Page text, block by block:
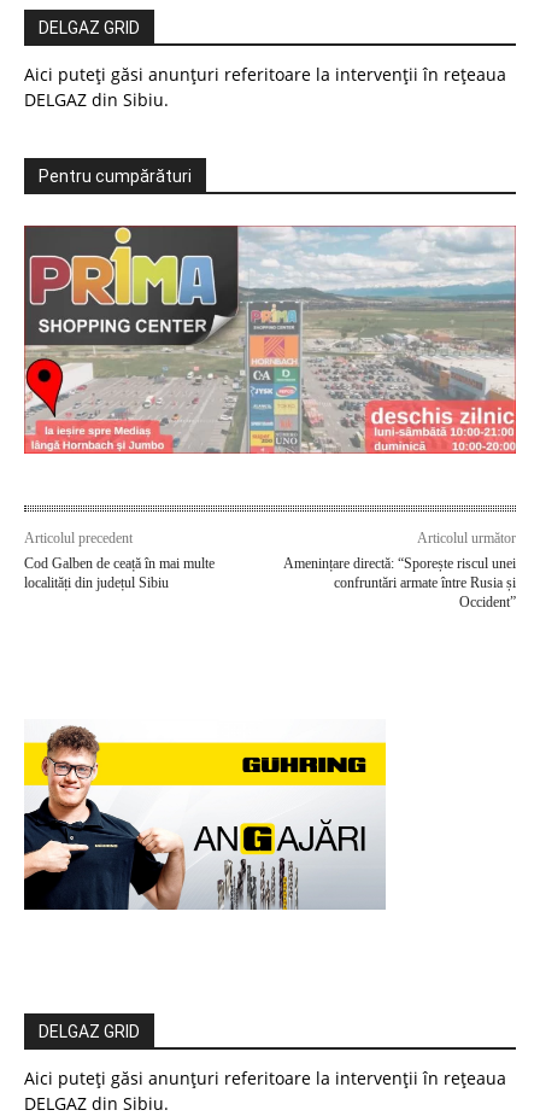
DELGAZ GRID
Aici puteți găsi anunțuri referitoare la intervenții în rețeaua
DELGAZ din Sibiu.
Pentru cumpărături
Articolul precedent
Cod Galben de ceață în mai multe
localități din județul Sibiu
Articolul următor
Amenințare directă: “Sporește riscul unei
confruntări armate între Rusia și
Occident”
DELGAZ GRID
Aici puteți găsi anunțuri referitoare la intervenții în rețeaua
DELGAZ din Sibiu.